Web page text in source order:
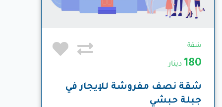
شقة
180 دينار
شقة نصف مفروشة للإيجار في
جبلة حبشي